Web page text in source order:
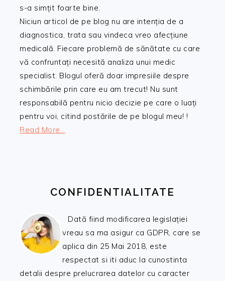
s-a simțit foarte bine.
Niciun articol de pe blog nu are intenția de a
diagnostica, trata sau vindeca vreo afecțiune
medicală. Fiecare problemă de sănătate cu care
vă confruntați necesită analiza unui medic
specialist. Blogul oferă doar impresiile despre
schimbările prin care eu am trecut! Nu sunt
responsabilă pentru nicio decizie pe care o luați
pentru voi, citind postările de pe blogul meu! !
Read More…
CONFIDENTIALITATE
Dată fiind modificarea legislației
vreau sa ma asigur ca GDPR, care se
aplica din 25 Mai 2018, este
respectat si iti aduc la cunostinta
detalii despre prelucrarea datelor cu caracter